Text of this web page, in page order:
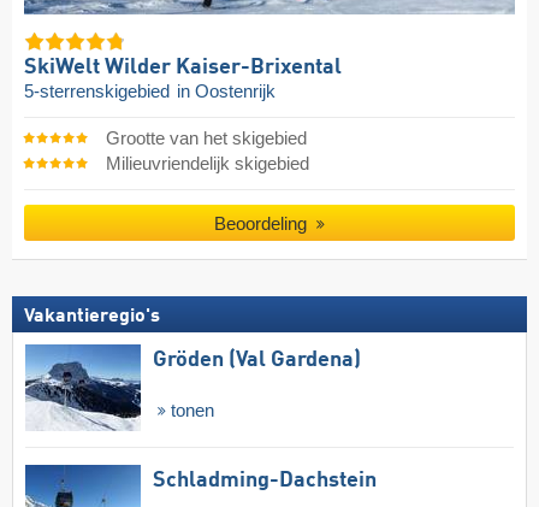
SkiWelt Wilder Kaiser-Brixental
5-sterrenskigebied in Oostenrijk
Grootte van het skigebied
Milieuvriendelijk skigebied
Beoordeling
Vakantieregio's
Gröden (Val Gardena)
tonen
Schladming-Dachstein